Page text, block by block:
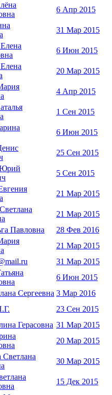
6 Апр 2015
31 Мар 2015
6 Июн 2015
20 Мар 2015
4 Апр 2015
1 Сен 2015
6 Июн 2015
25 Сен 2015
Юрий
5 Сен 2015
21 Мар 2015
21 Мар 2015
Павловна
28 Фев 2016
21 Мар 2015
31 Мар 2015
6 Июн 2015
Сергеевна 3 Мар 2016
23 Сен 2015
Герасовна 31 Мар 2015
20 Мар 2015
30 Мар 2015
15 Дек 2015